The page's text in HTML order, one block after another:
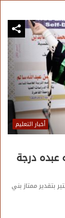
أخبار التعليم
عبده درجة
بتقدير ممتاز بني